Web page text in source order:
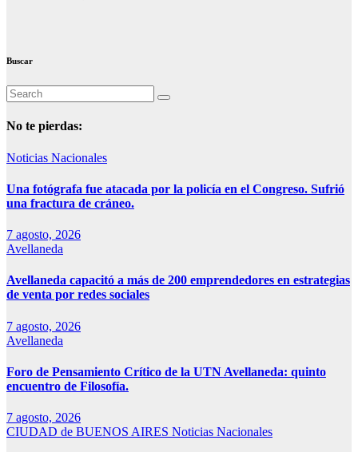
Buscar
No te pierdas:
Noticias Nacionales
Una fotógrafa fue atacada por la policía en el Congreso. Sufrió
una fractura de cráneo.
7 agosto, 2026
Avellaneda
Avellaneda capacitó a más de 200 emprendedores en estrategias
de venta por redes sociales
7 agosto, 2026
Avellaneda
Foro de Pensamiento Crítico de la UTN Avellaneda: quinto
encuentro de Filosofía.
7 agosto, 2026
CIUDAD de BUENOS AIRES Noticias Nacionales